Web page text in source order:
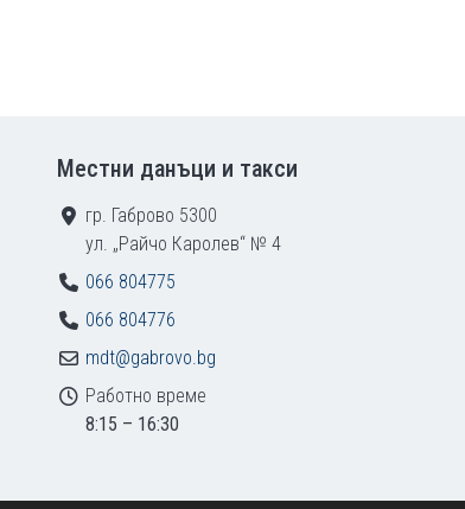
Местни данъци и такси
гр. Габрово 5300
ул. „Райчо Каролев“ № 4
066 804775
066 804776
mdt@gabrovo.bg
Работно време
8:15 – 16:30